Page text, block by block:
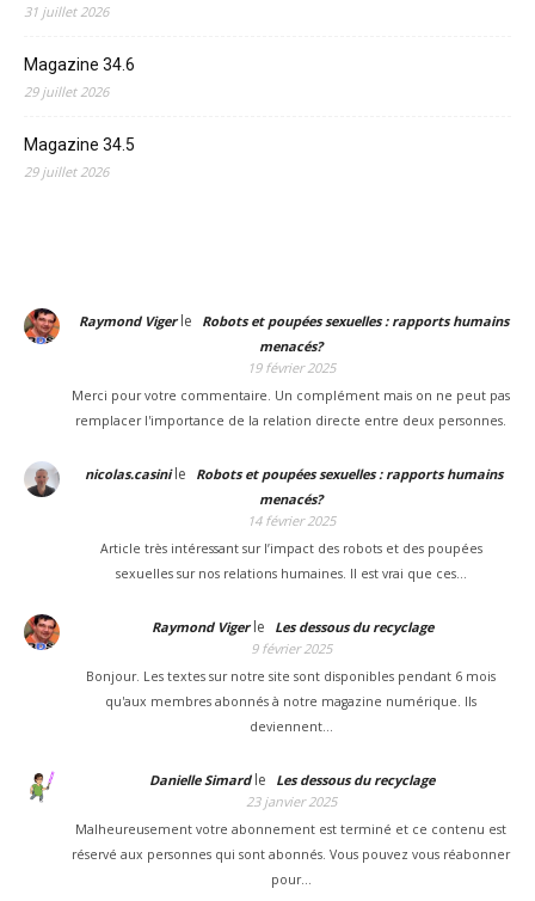
31 juillet 2026
Magazine 34.6
29 juillet 2026
Magazine 34.5
29 juillet 2026
Raymond Vigerle
Robots et poupées sexuelles : rapports humains
menacés?
19 février 2025
Merci pour votre commentaire. Un complément mais on ne peut pas
remplacer l'importance de la relation directe entre deux personnes.
nicolas.casinile
Robots et poupées sexuelles : rapports humains
menacés?
14 février 2025
Article très intéressant sur l’impact des robots et des poupées
sexuelles sur nos relations humaines. Il est vrai que ces…
Raymond Vigerle
Les dessous du recyclage
9 février 2025
Bonjour. Les textes sur notre site sont disponibles pendant 6 mois
qu'aux membres abonnés à notre magazine numérique. Ils
deviennent…
Danielle Simardle
Les dessous du recyclage
23 janvier 2025
Malheureusement votre abonnement est terminé et ce contenu est
réservé aux personnes qui sont abonnés. Vous pouvez vous réabonner
pour…